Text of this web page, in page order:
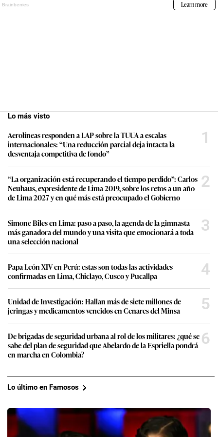
Lo más visto
Aerolíneas responden a LAP sobre la TUUA a escalas
internacionales: “Una reducción parcial deja intacta la
desventaja competitiva de fondo”
1
“La organización está recuperando el tiempo perdido”: Carlos
Neuhaus, expresidente de Lima 2019, sobre los retos a un año
de Lima 2027 y en qué más está preocupado el Gobierno
2
Simone Biles en Lima: paso a paso, la agenda de la gimnasta
más ganadora del mundo y una visita que emocionará a toda
una selección nacional
3
Papa León XIV en Perú: estas son todas las actividades
confirmadas en Lima, Chiclayo, Cusco y Pucallpa
4
Unidad de Investigación: Hallan más de siete millones de
jeringas y medicamentos vencidos en Cenares del Minsa
5
De brigadas de seguridad urbana al rol de los militares: ¿qué se
sabe del plan de seguridad que Abelardo de la Espriella pondrá
en marcha en Colombia?
6
Lo último en Famosos